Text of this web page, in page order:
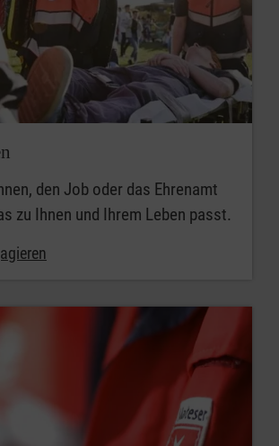
den Job oder das Ehrenamt
zu Ihnen und Ihrem Leben passt.